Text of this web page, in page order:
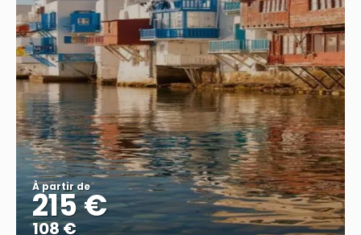
À partir de
215 €
108 €